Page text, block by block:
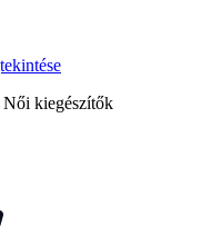
Női kiegészítők